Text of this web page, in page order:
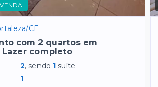
VENDA
CE
com 2 quartos em
Lazer completo
2, sendo 1 suíte
1